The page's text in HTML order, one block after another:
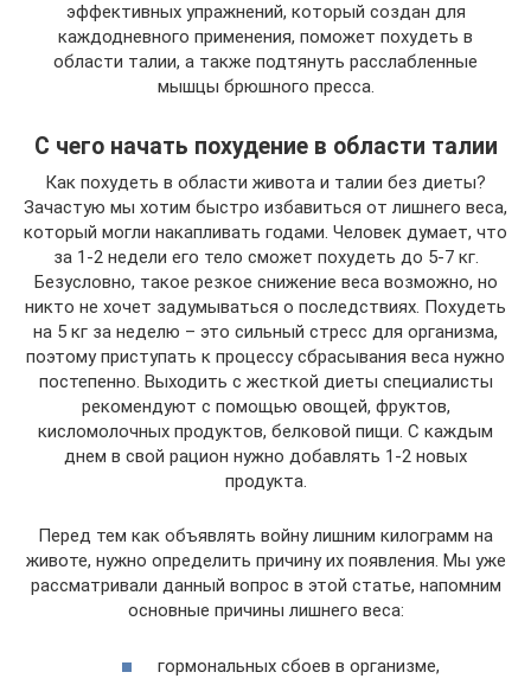
эффективных упражнений, который создан для
каждодневного применения, поможет похудеть в
области талии, а также подтянуть расслабленные
мышцы брюшного пресса.
С чего начать похудение в области талии
Как похудеть в области живота и талии без диеты?
Зачастую мы хотим быстро избавиться от лишнего веса,
который могли накапливать годами. Человек думает, что
за 1-2 недели его тело сможет похудеть до 5-7 кг.
Безусловно, такое резкое снижение веса возможно, но
никто не хочет задумываться о последствиях. Похудеть
на 5 кг за неделю – это сильный стресс для организма,
поэтому приступать к процессу сбрасывания веса нужно
постепенно. Выходить с жесткой диеты специалисты
рекомендуют с помощью овощей, фруктов,
кисломолочных продуктов, белковой пищи. С каждым
днем в свой рацион нужно добавлять 1-2 новых
продукта.
Перед тем как объявлять войну лишним килограмм на
животе, нужно определить причину их появления. Мы уже
рассматривали данный вопрос в этой статье, напомним
основные причины лишнего веса:
гормональных сбоев в организме,